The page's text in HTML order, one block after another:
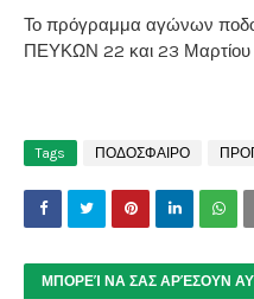
Το πρόγραμμα αγώνων
ΠΕΥΚΩΝ 22 και 23
Tags ΠΟΔΟΣΦΑΙΡΟ
ΜΠΟΡΕΊ ΝΑ ΣΑΣ ΑΡΈΣΟΥΝ